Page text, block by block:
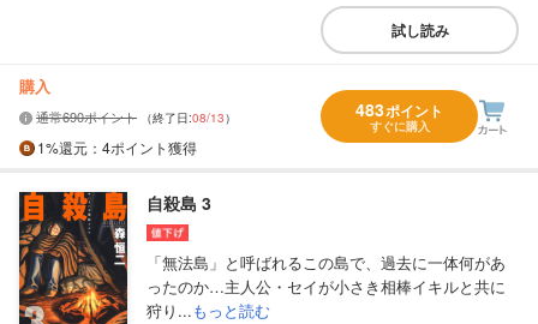
試し読み
購入
通常690ポイント （終了日:08/13）
1%還元 ：4ポイント獲得
483ポイント
すぐに購入
自殺島 3
「無法島」と呼ばれるこの島で、過去に一体何があ
ったのか…主人公・セイが小さき相棒イキルと共に
狩り...もっと読む